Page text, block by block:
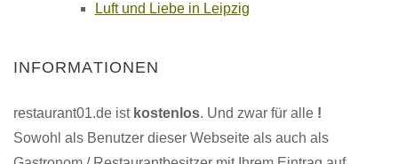
Luft und Liebe in Leipzig
INFORMATIONEN
restaurant01.de ist kostenlos. Und zwar für alle !
Sowohl als Benutzer dieser Webseite als auch als